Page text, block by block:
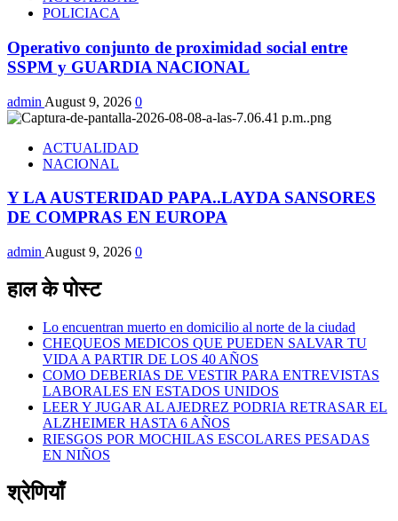
POLICIACA
Operativo conjunto de proximidad social entre
SSPM y GUARDIA NACIONAL
admin August 9, 2026 0
ACTUALIDAD
NACIONAL
Y LA AUSTERIDAD PAPA..LAYDA SANSORES
DE COMPRAS EN EUROPA
admin August 9, 2026 0
हाल के पोस्ट
Lo encuentran muerto en domicilio al norte de la ciudad
CHEQUEOS MEDICOS QUE PUEDEN SALVAR TU
VIDA A PARTIR DE LOS 40 AÑOS
COMO DEBERIAS DE VESTIR PARA ENTREVISTAS
LABORALES EN ESTADOS UNIDOS
LEER Y JUGAR AL AJEDREZ PODRIA RETRASAR EL
ALZHEIMER HASTA 6 AÑOS
RIESGOS POR MOCHILAS ESCOLARES PESADAS
EN NIÑOS
श्रेणियाँ